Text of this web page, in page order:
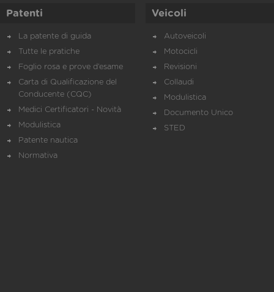
Patenti
La patente di guida
Tutte le pratiche
Foglio rosa e prove d’esame
Carta di Qualificazione del
Conducente (CQC)
Medici Certificatori - Novità
Modulistica
Patente nautica
Normativa
Veicoli
Autoveicoli
Motocicli
Revisioni
Collaudi
Modulistica
Documento Unico
STED